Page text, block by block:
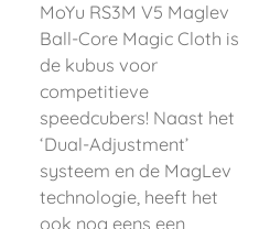
MoYu RS3M V5 Maglev
Ball-Core Magic Cloth is
de kubus voor
competitieve
speedcubers! Naast het
‘Dual-Adjustment’
systeem en de MagLev
technologie, heeft het
ook nog eens een